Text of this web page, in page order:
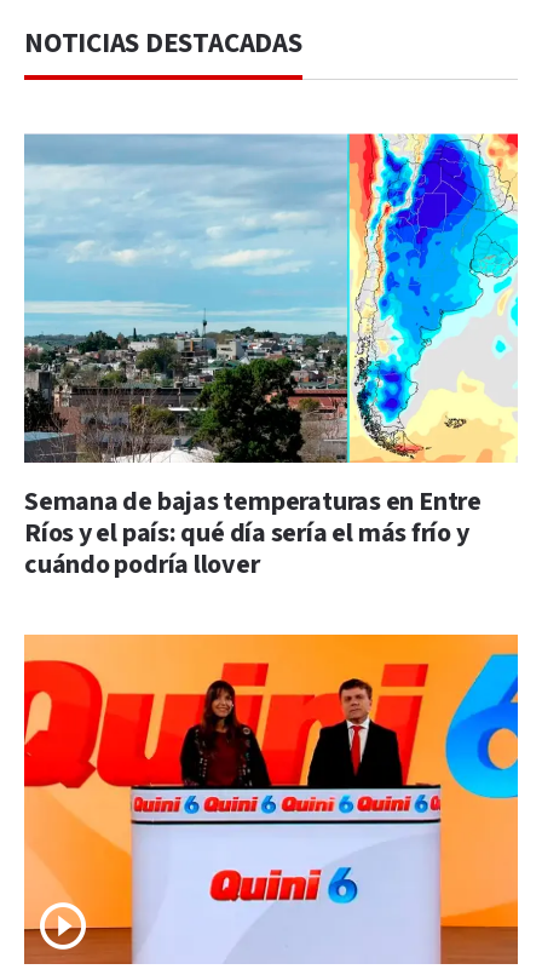
NOTICIAS DESTACADAS
Semana de bajas temperaturas en Entre
Ríos y el país: qué día sería el más frío y
cuándo podría llover